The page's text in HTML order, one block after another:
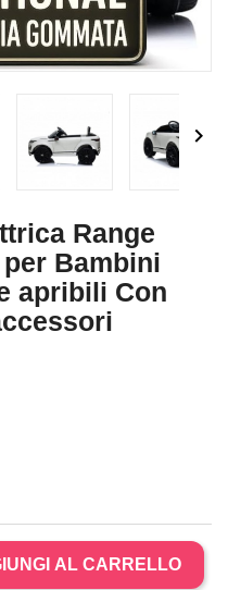

Range
Bambini
apribili Con
AL CARRELLO